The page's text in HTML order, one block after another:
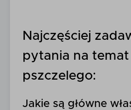
Najczęściej
pytania na
pszczelego:
Jakie są główne